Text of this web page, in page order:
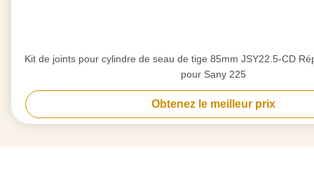
Kit de joints pour cylindre de seau de tige 85mm JSY22.5-CD
pour Sany 225
Obtenez le meilleur prix